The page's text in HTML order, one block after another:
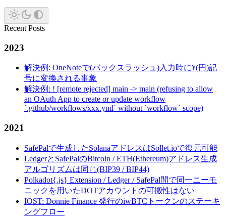
Recent Posts
2023
解決例: OneNoteで(バックスラッシュ)入力時に¥(円)記
号に変換される事象
解決例: ! [remote rejected] main -> main (refusing to allow
an OAuth App to create or update workflow
`.github/workflows/xxx.yml` without `workflow` scope)
2021
SafePalで生成したSolanaアドレスはSollet.ioで復元可能
LedgerとSafePalのBitcoin / ETH(Ethereum)アドレス生成
アルゴリズムは同じ(BIP39 / BIP44)
Polkadot{.js} Extension / Ledger / SafePal間で同一ニーモ
ニックを用いたDOTアカウントの可搬性はない
IOST: Donnie Finance 発行のiwBTCトークンのステーキ
ングフロー